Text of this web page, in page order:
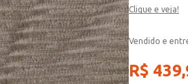
Clique e veja!
R$ 439,